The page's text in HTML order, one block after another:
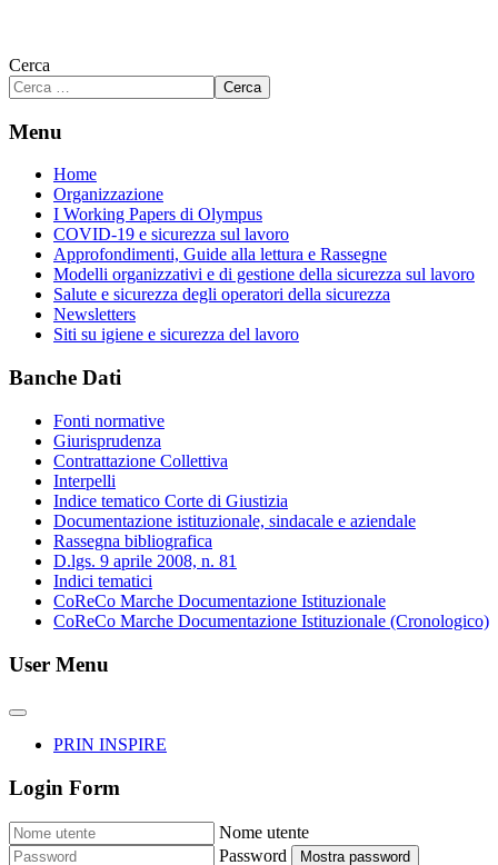
Cerca
Cerca
Menu
Home
Organizzazione
I Working Papers di Olympus
COVID-19 e sicurezza sul lavoro
Approfondimenti, Guide alla lettura e Rassegne
Modelli organizzativi e di gestione della sicurezza sul lavoro
Salute e sicurezza degli operatori della sicurezza
Newsletters
Siti su igiene e sicurezza del lavoro
Banche Dati
Fonti normative
Giurisprudenza
Contrattazione Collettiva
Interpelli
Indice tematico Corte di Giustizia
Documentazione istituzionale, sindacale e aziendale
Rassegna bibliografica
D.lgs. 9 aprile 2008, n. 81
Indici tematici
CoReCo Marche Documentazione Istituzionale
CoReCo Marche Documentazione Istituzionale (Cronologico)
User Menu
PRIN INSPIRE
Login Form
Nome utente
Password
Mostra password